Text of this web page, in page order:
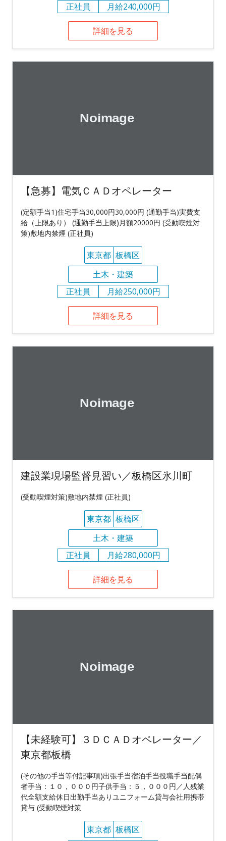
正社員
月給240,000円
詳細を見る
【急募】電気ＣＡＤオペレーター
(定額手当1)住宅手当30,000円30,000円 (通勤手当)実費支
給（上限あり） (通勤手当上限)月額20000円 (受動喫煙対
策)敷地内禁煙 (正社員)
東京都 板橋区
土木・建築
正社員
月給250,000円
詳細を見る
建設業現場監督見習い／板橋区氷川町
(受動喫煙対策)敷地内禁煙 (正社員)
東京都 板橋区
土木・建築
正社員
月給280,000円
詳細を見る
【未経験可】３ＤＣＡＤオペレーター／
東京都板橋
(その他の手当等付記事項)出張手当宿泊手当役職手当配偶
者手当：１０，０００円子供手当：５，０００円／人残業
代全額支給休日出勤手当ありユニフォーム貸与会社用携帯
貸与 (受動喫煙対策
東京都 板橋区